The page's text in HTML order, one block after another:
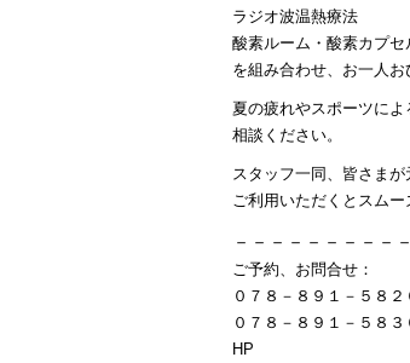
ラジオ波温熱療法
酸素ルーム・酸素カプセ
を組み合わせ、お一人
夏の疲れやスポーツに
相談ください。
スタッフ一同、皆さま
ご利用いただくとスムー
－－－－－－－－－
ご予約、お問合せ：
０７８－８９１－５８
０７８－８９１－５８
HP